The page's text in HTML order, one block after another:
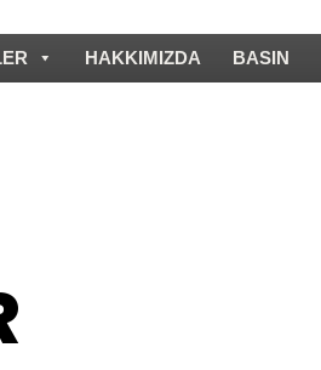
HAKKIMIZDA BASIN